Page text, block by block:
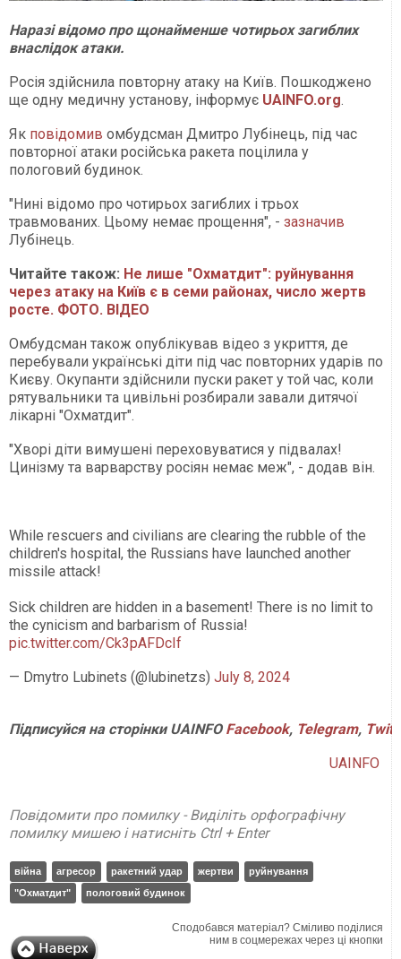
Наразі відомо про щонайменше чотирьох загиблих
внаслідок атаки.
Росія здійснила повторну атаку на Київ. Пошкоджено
ще одну медичну установу, інформує UAINFO.org.
Як повідомив омбудсман Дмитро Лубінець, під час
повторної атаки російська ракета поцілила у
пологовий будинок.
"Нині відомо про чотирьох загиблих і трьох
травмованих. Цьому немає прощення", - зазначив
Лубінець.
Читайте також: Не лише "Охматдит": руйнування
через атаку на Київ є в семи районах, число жертв
росте. ФОТО. ВІДЕО
Омбудсман також опублікував відео з укриття, де
перебували українські діти під час повторних ударів по
Києву. Окупанти здійснили пуски ракет у той час, коли
рятувальники та цивільні розбирали завали дитячої
лікарні "Охматдит".
"Хворі діти вимушені переховуватися у підвалах!
Цинізму та варварству росіян немає меж", - додав він.
While rescuers and civilians are clearing the rubble of the
children's hospital, the Russians have launched another
missile attack!
Sick children are hidden in a basement! There is no limit to
the cynicism and barbarism of Russia!
pic.twitter.com/Ck3pAFDcIf
— Dmytro Lubinets (@lubinetzs) July 8, 2024
ПідписуйсянасторінкиUAINFO Facebook, Telegram,
UAINFO
Повідомити про помилку - Виділіть орфографічну
помилку мишею і натисніть Ctrl + Enter
війна агресор ракетний удар жертви
руйнування
"Охматдит"
пологовий будинок
Сподобався матеріал? Сміливо поділися
ним в соцмережах через ці кнопки